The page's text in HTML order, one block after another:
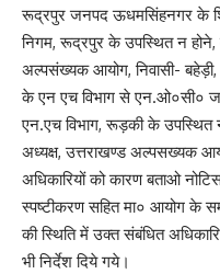
रूद्रपुर जनपद ऊधमसिंहनगर के
निगम, रूद्रपुर के उपस्थित न होने,
अल्पसंख्यक आयोग, निवासी- बहेड़ी,
के एन एच विभाग से एन.ओ०सी०
एन.एच विभाग, रूड़की के
अध्यक्ष, उत्तराखण्ड अल्पसख्यक
अधिकारियों को कारण बताओ
स्पष्टीकरण सहित मा० आयोग के
की स्थिति में उक्त संबंधित
भी निर्देश दिये गये।